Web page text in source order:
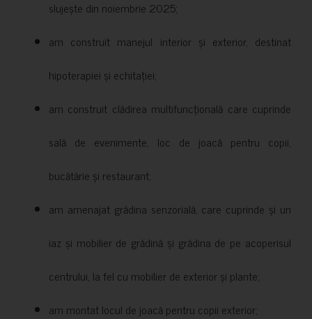
slujește din noiembrie 2025;
am construit manejul interior și exterior, destinat
hipoterapiei și echitației;
am construit clădirea multifuncțională care cuprinde
sală de evenimente, loc de joacă pentru copii,
bucătărie și restaurant;
am amenajat grădina senzorială, care cuprinde și un
iaz și mobilier de grădină și grădina de pe acoperisul
centrului, la fel cu mobilier de exterior și plante;
am montat locul de joacă pentru copii exterior;